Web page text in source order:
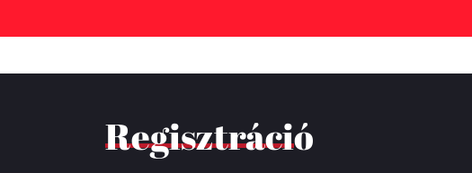
Regisztráció